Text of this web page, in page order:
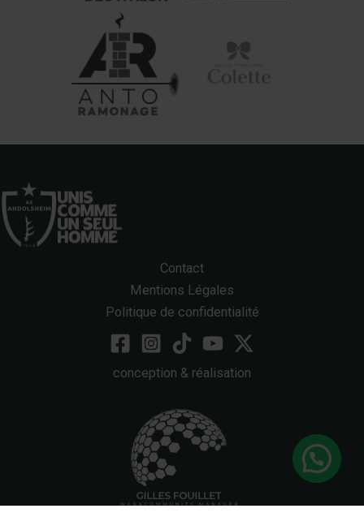
Contact
Mentions Légales
Politique de confidentialité
conception & réalisation
Bonjour, une question ?